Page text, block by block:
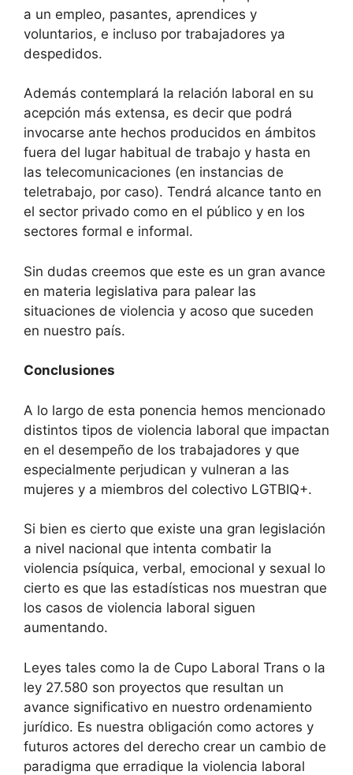
a un empleo, pasantes, aprendices y
voluntarios, e incluso por trabajadores ya
despedidos.
Además contemplará la relación laboral en su
acepción más extensa, es decir que podrá
invocarse ante hechos producidos en ámbitos
fuera del lugar habitual de trabajo y hasta en
las telecomunicaciones (en instancias de
teletrabajo, por caso). Tendrá alcance tanto en
el sector privado como en el público y en los
sectores formal e informal.
Sin dudas creemos que este es un gran avance
en materia legislativa para palear las
situaciones de violencia y acoso que suceden
en nuestro país.
Conclusiones
A lo largo de esta ponencia hemos mencionado
distintos tipos de violencia laboral que impactan
en el desempeño de los trabajadores y que
especialmente perjudican y vulneran a las
mujeres y a miembros del colectivo LGTBIQ+.
Si bien es cierto que existe una gran legislación
a nivel nacional que intenta combatir la
violencia psíquica, verbal, emocional y sexual lo
cierto es que las estadísticas nos muestran que
los casos de violencia laboral siguen
aumentando.
Leyes tales como la de Cupo Laboral Trans o la
ley 27.580 son proyectos que resultan un
avance significativo en nuestro ordenamiento
jurídico. Es nuestra obligación como actores y
futuros actores del derecho crear un cambio de
paradigma que erradique la violencia laboral